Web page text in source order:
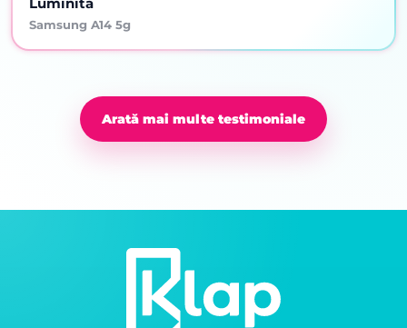
Samsung A14 5g
Arată mai multe testimoniale